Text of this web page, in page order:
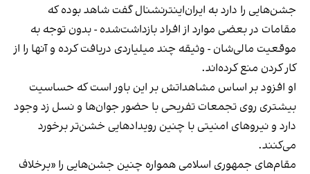
جشن‌هایی را دارد به ایران‌اینترنشنال گفت شاهد بوده که
مقامات در بعضی موارد از افراد بازداشت‌‌شده - بدون توجه به
موقعیت مالی‌شان - وثیقه چند میلیاردی دریافت کرده و آنها را از
کار کردن منع کرده‌اند.
او افزود بر اساس مشاهداتش بر این باور است که حساسیت
بیشتری روی تجمعات تفریحی با حضور جوان‌ها و نسل زد وجود
دارد و نیروهای امنیتی با چنین رویدادهایی خشن‌تر برخورد
می‌کنند.
مقام‌های جمهوری اسلامی همواره چنین جشن‌هایی را «برخلاف